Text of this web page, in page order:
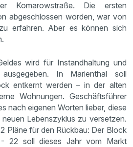
Komarowstraße. Die ersten
abgeschlossen worden, war von
erfahren. Aber es können sich
wird für Instandhaltung und
ausgegeben. In Marienthal soll
entkernt werden – in der alten
Wohnungen. Geschäftsführer
nach eigenen Worten lieber, diese
Lebenszyklus zu versetzen.
Pläne für den Rückbau: Der Block
- 22 soll dieses Jahr vom Markt